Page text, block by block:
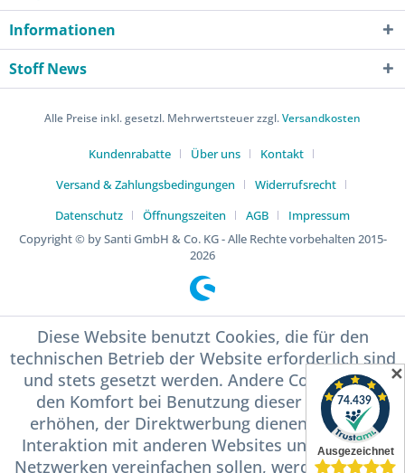
Informationen
Stoff News
Alle Preise inkl. gesetzl. Mehrwertsteuer zzgl.Versandkosten
Kundenrabatte Über uns
Kontakt
Versand & Zahlungsbedingungen
Widerrufsrecht
Datenschutz
Öffnungszeiten AGB
Impressum
Copyright © by Santi GmbH & Co. KG - Alle Rechte vorbehalten 2015-
2026
Diese Website benutzt Cookies, die für den
technischen Betrieb der Website erforderlich sind
und stets gesetzt werden. Andere Cookies, die
den Komfort bei Benutzung dieser Website
erhöhen, der Direktwerbung dienen oder die
Interaktion mit anderen Websites und sozialen
Netzwerken vereinfachen sollen, werden nur mit
✕